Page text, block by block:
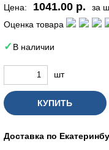
Цена: 1041.00 р.
за
Оценка товара
В наличии
шт
КУПИТЬ
Доставка по